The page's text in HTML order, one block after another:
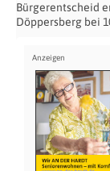
Bürgerentscheid
Döppersberg bei